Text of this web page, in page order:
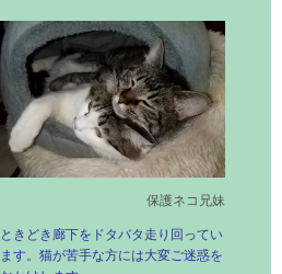
保護ネコ兄妹
ときどき廊下をドタバタ走り回ってい
ます。猫が苦手な方には大変ご迷惑を